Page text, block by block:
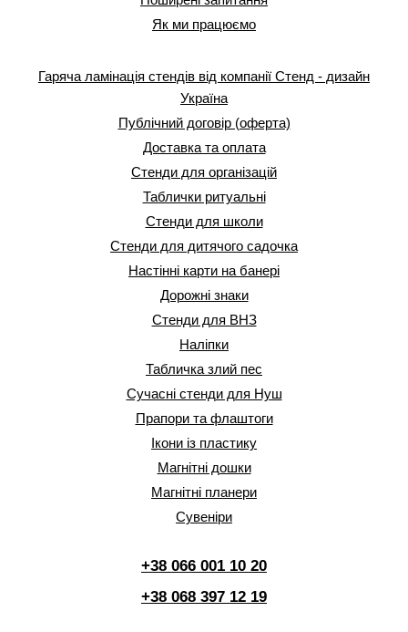
Як ми працюємо
Гаряча ламінація стендів від компанії Стенд - дизайн
Україна
Публічний договір (оферта)
Доставка та оплата
Стенди для організацій
Таблички ритуальні
Стенди для школи
Стенди для дитячого садочка
Настінні карти на банері
Дорожні знаки
Стенди для ВНЗ
Наліпки
Табличка злий пес
Сучасні стенди для Нуш
Прапори та флаштоги
Ікони із пластику
Магнітні дошки
Магнітні планери
Сувеніри
+38 066 001 10 20
+38 068 397 12 19